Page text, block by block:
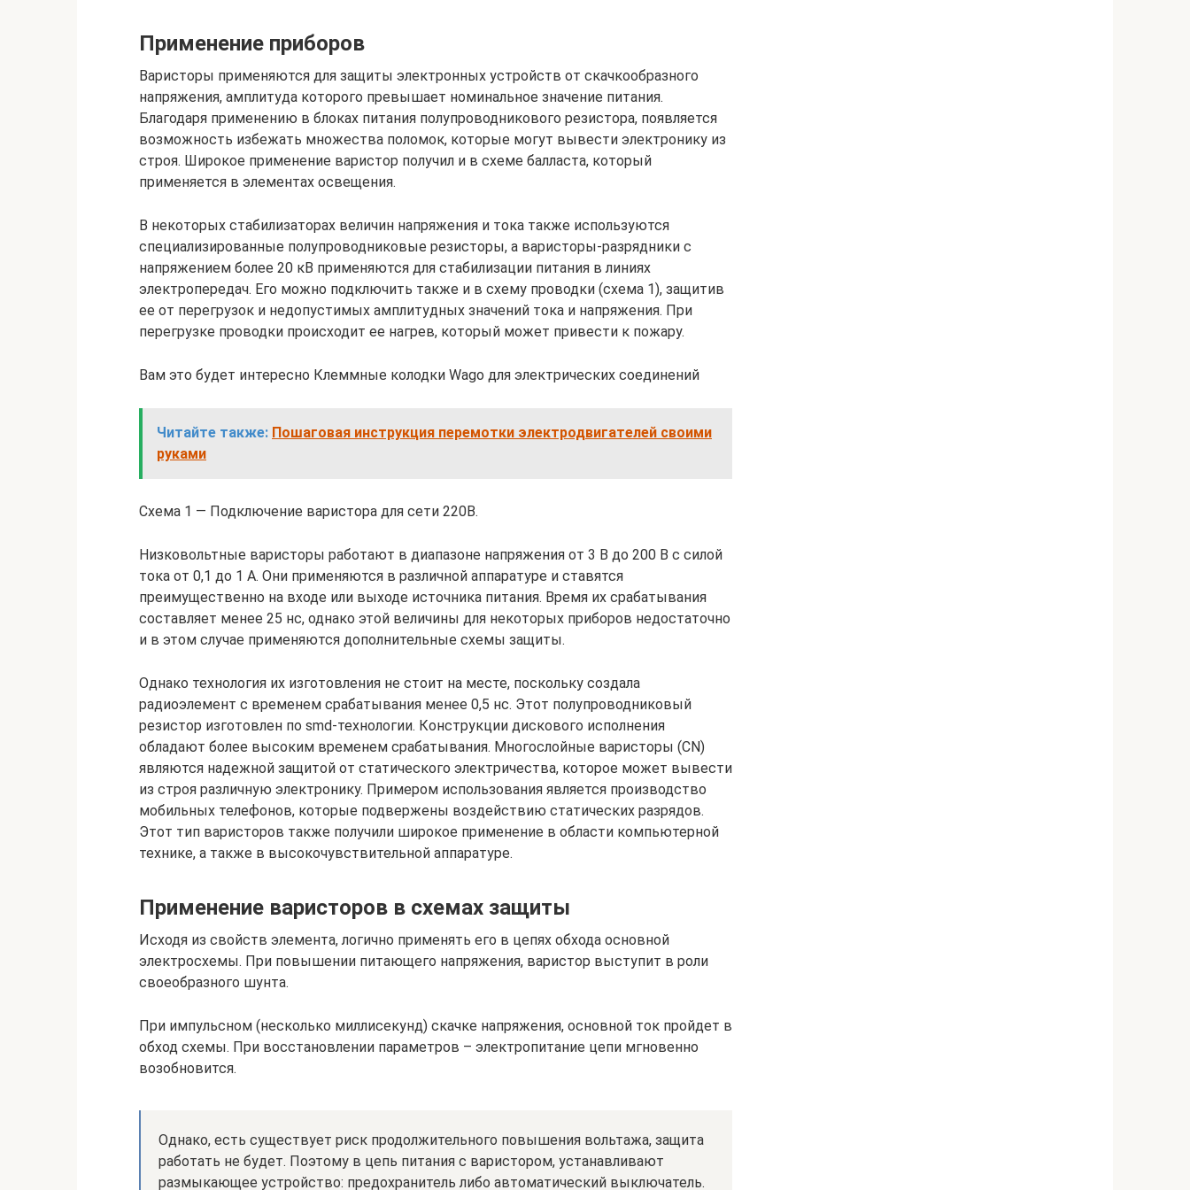
Применение приборов
Варисторы применяются для защиты электронных устройств от скачкообразного
напряжения, амплитуда которого превышает номинальное значение питания.
Благодаря применению в блоках питания полупроводникового резистора, появляется
возможность избежать множества поломок, которые могут вывести электронику из
строя. Широкое применение варистор получил и в схеме балласта, который
применяется в элементах освещения.
В некоторых стабилизаторах величин напряжения и тока также используются
специализированные полупроводниковые резисторы, а варисторы-разрядники с
напряжением более 20 кВ применяются для стабилизации питания в линиях
электропередач. Его можно подключить также и в схему проводки (схема 1), защитив
ее от перегрузок и недопустимых амплитудных значений тока и напряжения. При
перегрузке проводки происходит ее нагрев, который может привести к пожару.
Вам это будет интересно Клеммные колодки Wago для электрических соединений
Читайте также: Пошаговая инструкция перемотки электродвигателей своими
руками
Схема 1 — Подключение варистора для сети 220В.
Низковольтные варисторы работают в диапазоне напряжения от 3 В до 200 В с силой
тока от 0,1 до 1 А. Они применяются в различной аппаратуре и ставятся
преимущественно на входе или выходе источника питания. Время их срабатывания
составляет менее 25 нс, однако этой величины для некоторых приборов недостаточно
и в этом случае применяются дополнительные схемы защиты.
Однако технология их изготовления не стоит на месте, поскольку создала
радиоэлемент с временем срабатывания менее 0,5 нс. Этот полупроводниковый
резистор изготовлен по smd-технологии. Конструкции дискового исполнения
обладают более высоким временем срабатывания. Многослойные варисторы (CN)
являются надежной защитой от статического электричества, которое может вывести
из строя различную электронику. Примером использования является производство
мобильных телефонов, которые подвержены воздействию статических разрядов.
Этот тип варисторов также получили широкое применение в области компьютерной
технике, а также в высокочувствительной аппаратуре.
Применение варисторов в схемах защиты
Исходя из свойств элемента, логично применять его в цепях обхода основной
электросхемы. При повышении питающего напряжения, варистор выступит в роли
своеобразного шунта.
При импульсном (несколько миллисекунд) скачке напряжения, основной ток пройдет в
обход схемы. При восстановлении параметров – электропитание цепи мгновенно
возобновится.
Однако, есть существует риск продолжительного повышения вольтажа, защита
работать не будет. Поэтому в цепь питания с варистором, устанавливают
размыкающее устройство: предохранитель либо автоматический выключатель.